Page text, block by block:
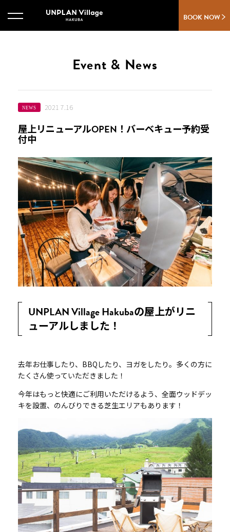
BOOK NOW
Event & News
NEWS 2021 7.16
屋上リニューアルOPEN！バーベキュー予約受
付中
UNPLAN Village Hakubaの屋上がリニ
ューアルしました！
去年お仕事したり、BBQしたり、ヨガをしたり。多くの方に
たくさん使っていただきました！
今年はもっと快適にご利用いただけるよう、全面ウッドデッ
キを設置、のんびりできる芝生エリアもあります！